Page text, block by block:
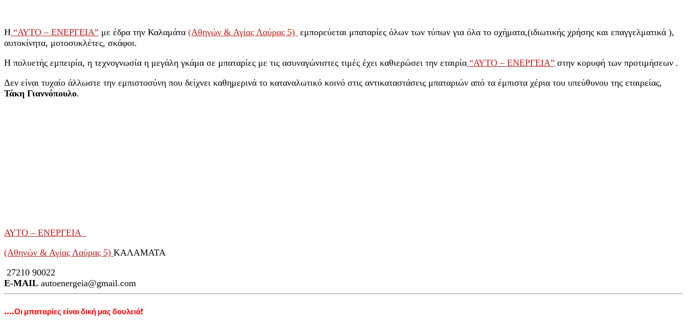
Η “ΑΥΤΟ – ΕΝΕΡΓΕΙΑ” με έδρα την Καλαμάτα (Αθηνών & Αγίας Λαύρας 5) εμπορεύεται μπαταρίες όλων των τύπων για όλα το οχήματα,(ιδιωτικής χρήσης και επαγγελματικά ),
αυτοκίνητα, μοτοσυκλέτες, σκάφοι.
Η πολυετής εμπειρία, η τεχνογνωσία η μεγάλη γκάμα σε μπαταρίες με τις ασυναγώνιστες τιμές έχει καθιερώσει την εταιρία “ΑΥΤΟ – ΕΝΕΡΓΕΙΑ” στην κορυφή των προτιμήσεων .
Δεν είναι τυχαίο άλλωστε την εμπιστοσύνη που δείχνει καθημερινά το καταναλωτικό κοινό στις αντικαταστάσεις μπαταριών από τα έμπιστα χέρια του υπεύθυνου της εταιρείας,
Τάκη Γιαννόπουλο.
ΑΥΤΟ – ΕΝΕΡΓΕΙΑ
(Αθηνών & Αγίας Λαύρας 5) ΚΑΛΑΜΑΤΑ
27210 90022
E-MAIL autoenergeia@gmail.com
….Οι μπαταρίες είναι δική μας δουλειά!